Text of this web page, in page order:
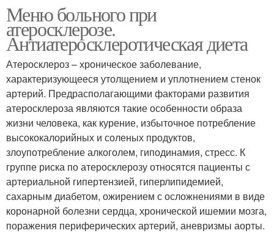
Меню больного при
атеросклерозе.
Антиатеросклеротическая диета
Атеросклероз – хроническое заболевание,
характеризующееся утолщением и уплотнением стенок
артерий. Предрасполагающими факторами развития
атеросклероза являются такие особенности образа
жизни человека, как курение, избыточное потребление
высококалорийных и соленых продуктов,
злоупотребление алкоголем, гиподинамия, стресс. К
группе риска по атеросклерозу относятся пациенты с
артериальной гипертензией, гиперлипидемией,
сахарным диабетом, ожирением с осложнениями в виде
коронарной болезни сердца, хронической ишемии мозга,
поражения периферических артерий, аневризмы аорты.